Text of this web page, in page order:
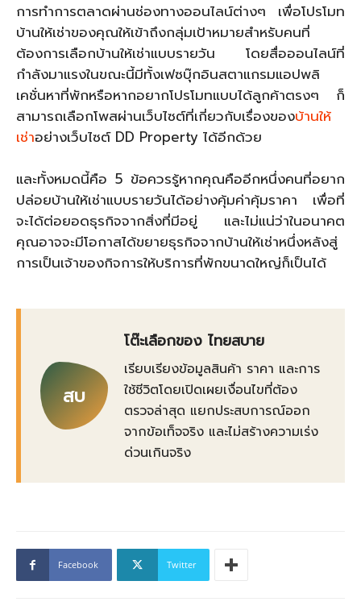
การทำการตลาดผ่านช่องทางออนไลน์ต่างๆ เพื่อโปรโมท
บ้านให้เช่าของคุณให้เข้าถึงกลุ่มเป้าหมายสำหรับคนที่
ต้องการเลือกบ้านให้เช่าแบบรายวัน โดยสื่อออนไลน์ที่
กำลังมาแรงในขณะนี้มีทั้งเฟซบุ๊กอินสตาแกรมแอปพลิ
เคชั่นหาที่พักหรือหากอยากโปรโมทแบบได้ลูกค้าตรงๆ ก็
สามารถเลือกโพสผ่านเว็บไซต์ที่เกี่ยวกับเรื่องของบ้านให้
เช่าอย่างเว็บไซต์ DD Property ได้อีกด้วย
และทั้งหมดนี้คือ 5 ข้อควรรู้หากคุณคืออีกหนึ่งคนที่อยาก
ปล่อยบ้านให้เช่าแบบรายวันได้อย่างคุ้มค่าคุ้มราคา เพื่อที่
จะได้ต่อยอดธุรกิจจากสิ่งที่มีอยู่ และไม่แน่ว่าในอนาคต
คุณอาจจะมีโอกาสได้ขยายธุรกิจจากบ้านให้เช่าหนึ่งหลังสู่
การเป็นเจ้าของกิจการให้บริการที่พักขนาดใหญ่ก็เป็นได้
สบ
โต๊ะเลือกของ ไทยสบาย
เรียบเรียงข้อมูลสินค้า ราคา และการ
ใช้ชีวิตโดยเปิดเผยเงื่อนไขที่ต้อง
ตรวจล่าสุด แยกประสบการณ์ออก
จากข้อเท็จจริง และไม่สร้างความเร่ง
ด่วนเกินจริง
Facebook Twitter